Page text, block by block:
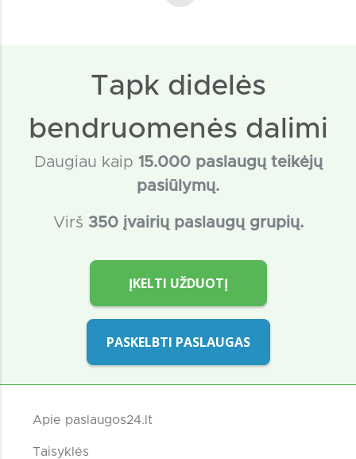
Tapk didelės
bendruomenės dalimi
Daugiau kaip 15.000 paslaugų teikėjų
pasiūlymų.
Virš 350 įvairių paslaugų grupių.
ĮKELTI UŽDUOTĮ
PASKELBTI PASLAUGAS
Apie paslaugos24.lt
Taisyklės